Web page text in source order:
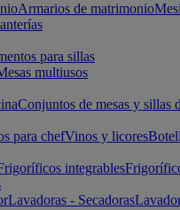
Armarios de matrimonio
para sillas
multiusos
Conjuntos de mesas y sillas
para chefVinos y licores
integrables
Lavadoras - Secadoras